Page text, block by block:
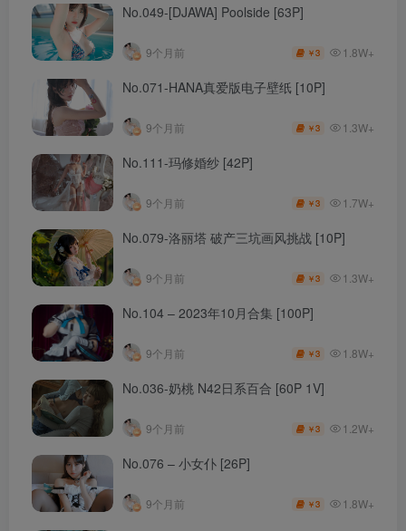
No.049-[DJAWA] Poolside [63P]
9个月前 ￥3 1.8W+
No.071-HANA真爱版电子壁纸 [10P]
9个月前 ￥3 1.3W+
No.111-玛修婚纱 [42P]
9个月前 ￥3 1.7W+
No.079-洛丽塔 破产三坑画风挑战 [10P]
9个月前 ￥3 1.3W+
No.104 – 2023年10月合集 [100P]
9个月前 ￥3 1.8W+
No.036-奶桃 N42日系百合 [60P 1V]
9个月前 ￥3 1.2W+
No.076 – 小女仆 [26P]
9个月前 ￥3 1.8W+